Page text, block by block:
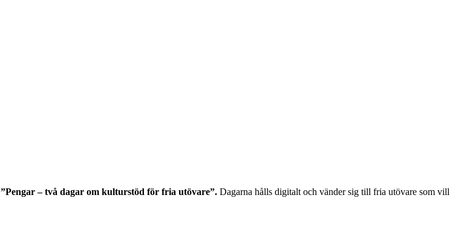
”Pengar – två dagar om kulturstöd för fria utövare”. Dagarna hålls digitalt och vänder sig till fria utövare som vill